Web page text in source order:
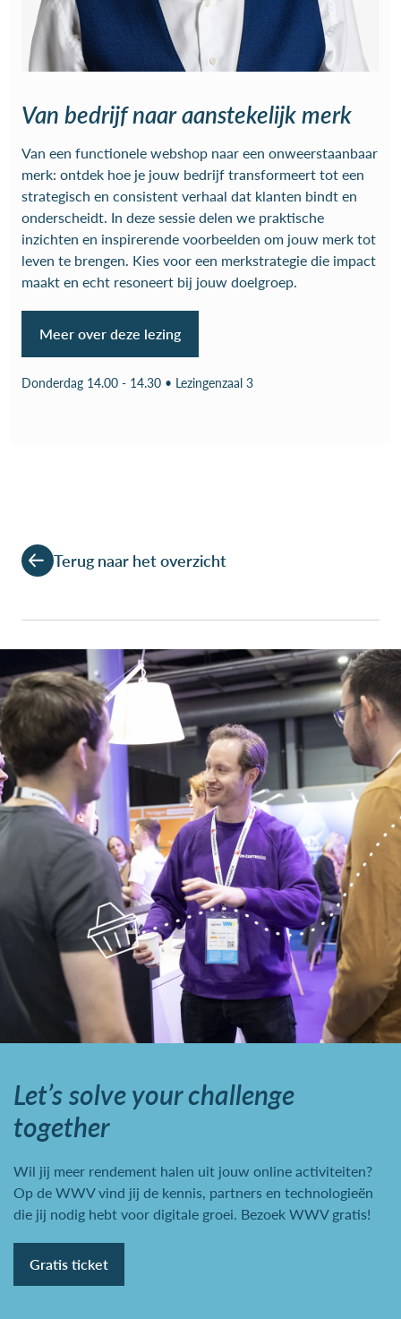
Van bedrijf naar aanstekelijk merk
Van een functionele webshop naar een onweerstaanbaar
merk: ontdek hoe je jouw bedrijf transformeert tot een
strategisch en consistent verhaal dat klanten bindt en
onderscheidt. In deze sessie delen we praktische
inzichten en inspirerende voorbeelden om jouw merk tot
leven te brengen. Kies voor een merkstrategie die impact
maakt en echt resoneert bij jouw doelgroep.
Meer over deze lezing
Donderdag 14.00 - 14.30 • Lezingenzaal 3
Terug naar het overzicht
Let’s solve your challenge
together
Wil jij meer rendement halen uit jouw online activiteiten?
Op de WWV vind jij de kennis, partners en technologieën
die jij nodig hebt voor digitale groei. Bezoek WWV gratis!
Gratis ticket